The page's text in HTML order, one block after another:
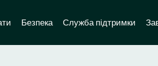
Безпека Служба підтримки